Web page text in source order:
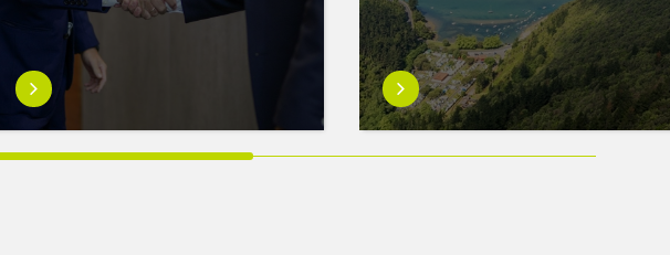
Saber
más
sobreMikel
Jauregi
Saber
más
sobreEuskaltel
realiza